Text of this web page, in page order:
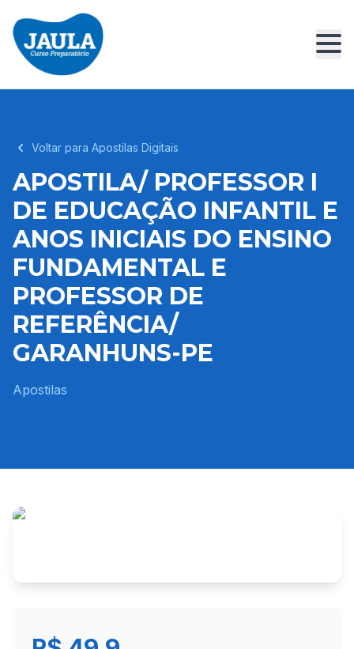
Voltar para Apostilas Digitais
APOSTILA/ PROFESSOR I
DE EDUCAÇÃO INFANTIL E
ANOS INICIAIS DO ENSINO
FUNDAMENTAL E
PROFESSOR DE
REFERÊNCIA/
GARANHUNS-PE
Apostilas